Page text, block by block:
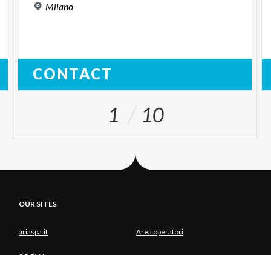
Milano
CONTACT
1 10
OUR SITES
ariaspa.it Area operatori